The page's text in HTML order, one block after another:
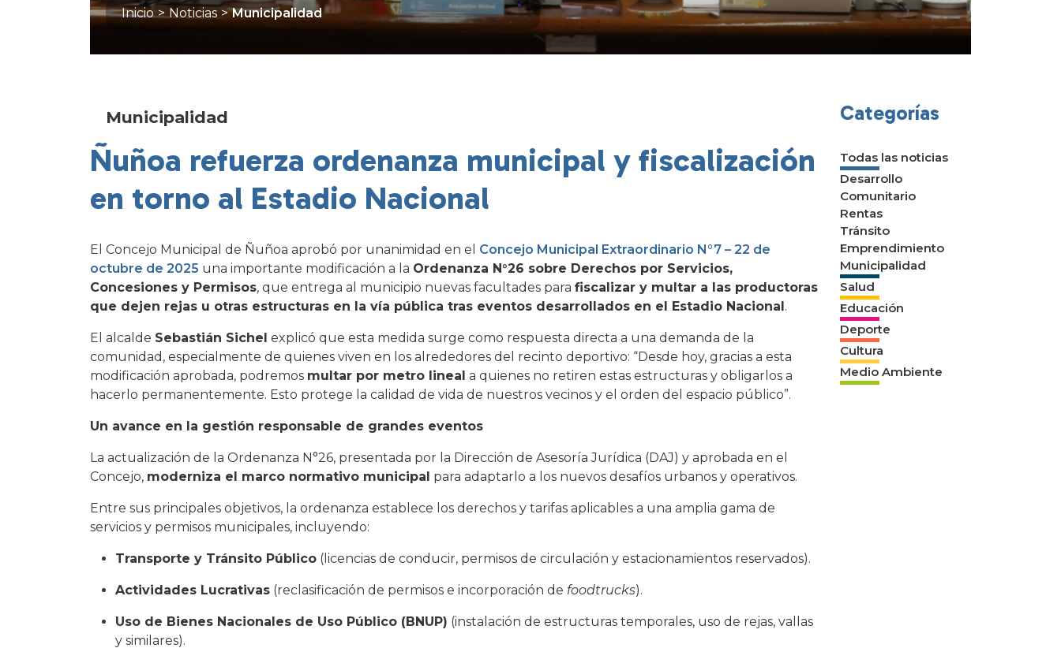
Inicio > Noticias > Municipalidad
Municipalidad
Ñuñoa refuerza ordenanza municipal y fiscalización
en torno al Estadio Nacional
El Concejo Municipal de Ñuñoa aprobó por unanimidad en el Concejo Municipal Extraordinario N°7 – 22 de
octubre de 2025 una importante modificación a la Ordenanza N°26 sobre Derechos por Servicios,
Concesiones y Permisos, que entrega al municipio nuevas facultades para fiscalizar y multar a las productoras
que dejen rejas u otras estructuras en la vía pública tras eventos desarrollados en el Estadio Nacional.
El alcalde Sebastián Sichel explicó que esta medida surge como respuesta directa a una demanda de la
comunidad, especialmente de quienes viven en los alrededores del recinto deportivo: “Desde hoy, gracias a esta
modificación aprobada, podremos multar por metro lineal a quienes no retiren estas estructuras y obligarlos a
hacerlo permanentemente. Esto protege la calidad de vida de nuestros vecinos y el orden del espacio público”.
Un avance en la gestión responsable de grandes eventos
La actualización de la Ordenanza N°26, presentada por la Dirección de Asesoría Jurídica (DAJ) y aprobada en el
Concejo, moderniza el marco normativo municipal para adaptarlo a los nuevos desafíos urbanos y operativos.
Entre sus principales objetivos, la ordenanza establece los derechos y tarifas aplicables a una amplia gama de
servicios y permisos municipales, incluyendo:
Transporte y Tránsito Público (licencias de conducir, permisos de circulación y estacionamientos reservados).
Actividades Lucrativas (reclasificación de permisos e incorporación de foodtrucks).
Uso de Bienes Nacionales de Uso Público (BNUP) (instalación de estructuras temporales, uso de rejas, vallas
y similares).
Categorías
Todas las noticias
Desarrollo
Comunitario
Rentas
Tránsito
Emprendimiento
Municipalidad
Salud
Educación
Deporte
Cultura
Medio Ambiente